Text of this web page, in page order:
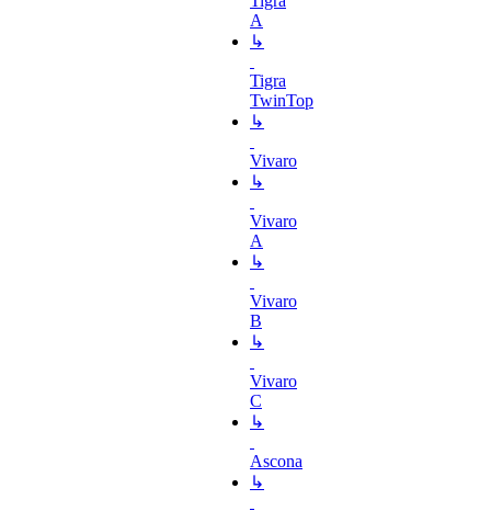
A
↳
Tigra
TwinTop
↳
Vivaro
↳
Vivaro
A
↳
Vivaro
B
↳
Vivaro
C
↳
Ascona
↳